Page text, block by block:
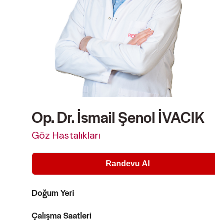
Op. Dr. İsmail Şenol İVACIK
Göz Hastalıkları
Doğum Yeri
Çalışma Saatleri